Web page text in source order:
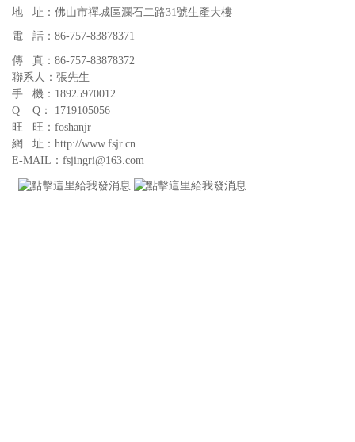
地 址：佛山市禪城區瀾石二路31號生產大樓
電 話：86-757-83878371
傳 真：86-757-83878372
聯系人：張先生
手 機：18925970012
Q Q： 1719105056
旺 旺：foshanjr
網 址：http://www.fsjr.cn
E-MAIL：fsjingri@163.com